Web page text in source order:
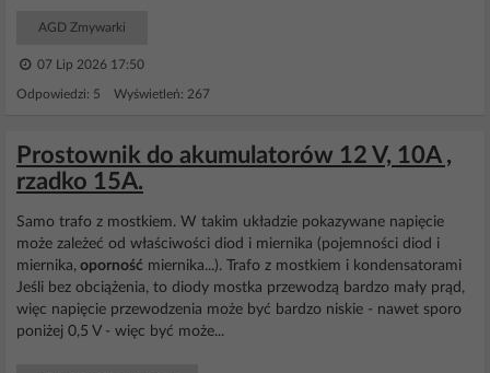
AGD Zmywarki
07 Lip 2026 17:50
Odpowiedzi: 5 Wyświetleń: 267
Prostownik do akumulatorów 12 V, 10A ,
rzadko 15A.
Samo trafo z mostkiem. W takim układzie pokazywane napięcie
może zależeć od właściwości diod i miernika (pojemności diod i
miernika, oporność miernika...). Trafo z mostkiem i kondensatorami
Jeśli bez obciążenia, to diody mostka przewodzą bardzo mały prąd,
więc napięcie przewodzenia może być bardzo niskie - nawet sporo
poniżej 0,5 V - więc być może...